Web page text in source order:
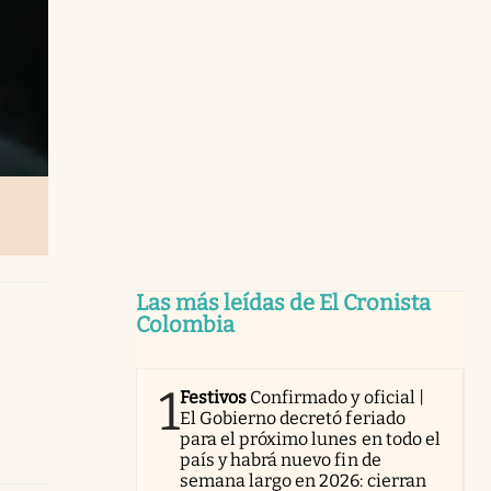
Las más leídas de El Cronista
Colombia
1Festivos Confirmado y oficial |
El Gobierno decretó feriado
para el próximo lunes en todo el
país y habrá nuevo fin de
semana largo en 2026: cierran